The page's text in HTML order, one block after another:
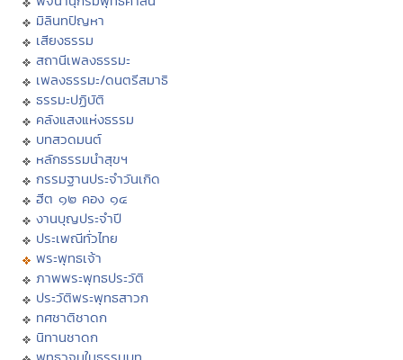
มิลินทปัญหา
เสียงธรรม
สถานีเพลงธรรมะ
เพลงธรรมะ/ดนตรีสมาธิ
ธรรมะปฏิบัติ
คลังแสงแห่งธรรม
บทสวดมนต์
หลักธรรมนำสุขฯ
กรรมฐานประจำวันเกิด
ฮีต ๑๒ คอง ๑๔
งานบุญประจำปี
ประเพณีทั่วไทย
พระพุทธเจ้า
ภาพพระพุทธประวัติ
ประวัติพระพุทธสาวก
ทศชาติชาดก
นิทานชาดก